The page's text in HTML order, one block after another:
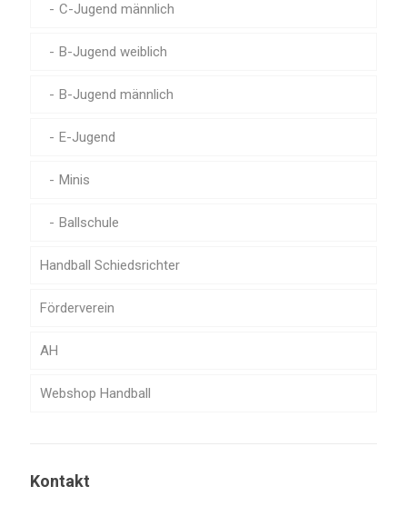
C-Jugend männlich
B-Jugend weiblich
B-Jugend männlich
E-Jugend
Minis
Ballschule
Handball Schiedsrichter
Förderverein
AH
Webshop Handball
Kontakt